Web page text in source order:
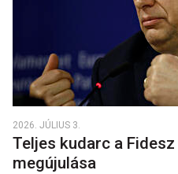
2026. JÚLIUS 3.
Teljes kudarc a
megújulása